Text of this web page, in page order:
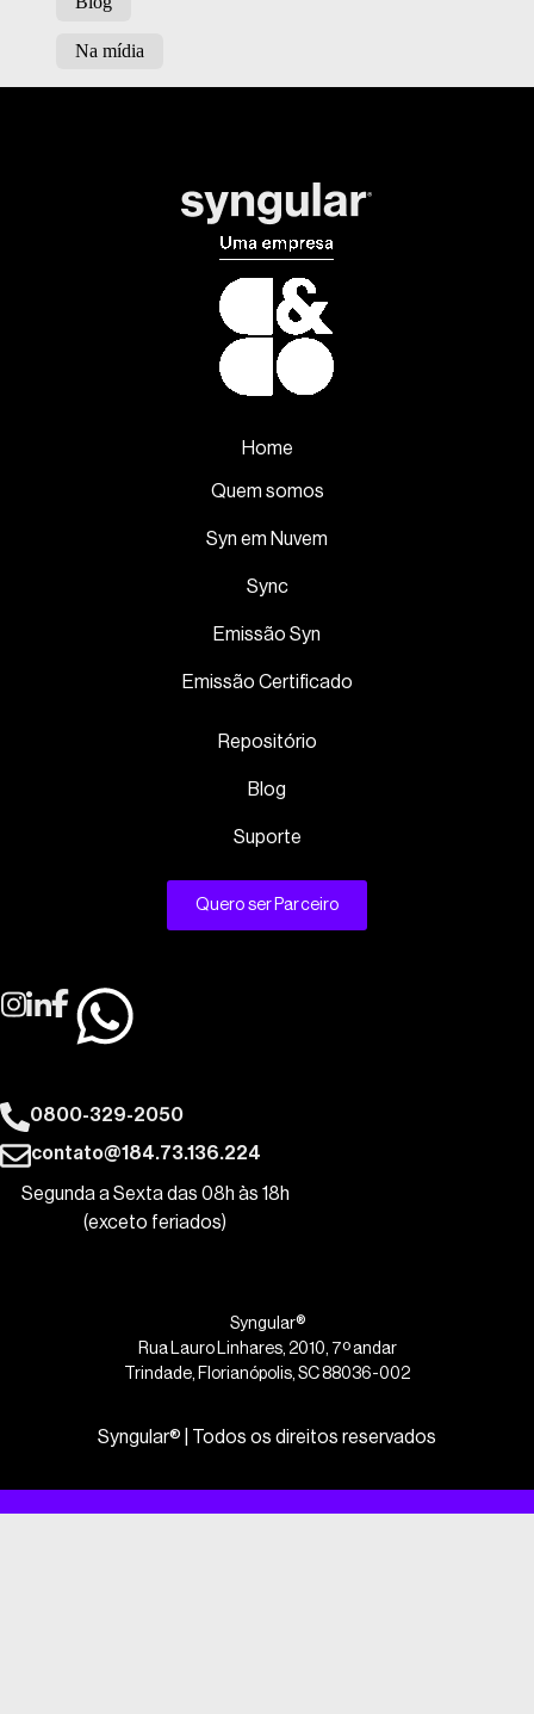
Na mídia
Home
Quem somos
Syn em Nuvem
Sync
Emissão Syn
Emissão Certificado
Repositório
Blog
Suporte
Quero ser Parceiro
0800-329-2050
contato@184.73.136.224
Segunda a Sexta das 08h às 18h
(exceto feriados)
Syngular®
Rua Lauro Linhares, 2010, 7º andar
Trindade, Florianópolis, SC 88036-002
Syngular® | Todos os direitos reservados